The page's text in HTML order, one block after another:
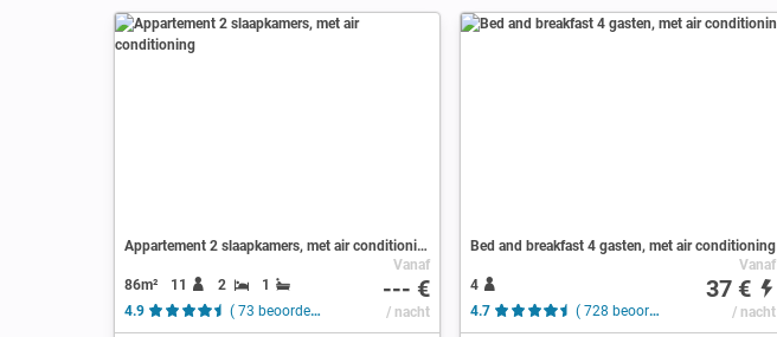
Appartement 2 slaapkamers, met air conditioning
86m² 11 2
1
4.9
( 73 beoordelingen )
Vanaf
--- €
/ nacht
Bed and breakfast 4 gasten, met air conditioning
4
4.7
( 728 beoordelingen )
Vanaf
37 €
/ nacht